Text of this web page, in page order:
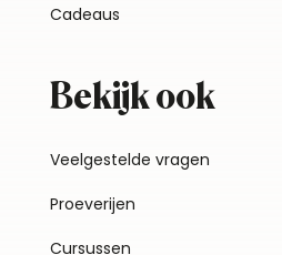
Cadeaus
Bekijk ook
Veelgestelde vragen
Proeverijen
Cursussen